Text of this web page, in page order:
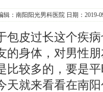
辑：南阳阳光男科医院 日期：2019-
皮过长这个疾病
的身体，对男性
比较多的，要是
天就来看看在南